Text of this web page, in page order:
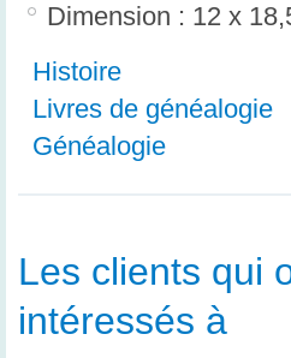
Dimension : 12 x
Histoire
Livres de généalogie
Généalogie
Les clients qui
intéressés à